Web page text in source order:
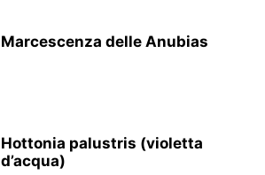
Marcescenza delle Anubias
Hottonia palustris (violetta
d’acqua)